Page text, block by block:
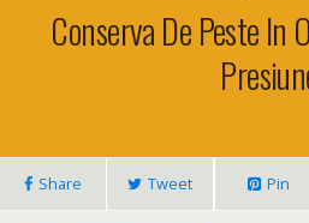
Conserva De Peste In
Share Tweet Pin